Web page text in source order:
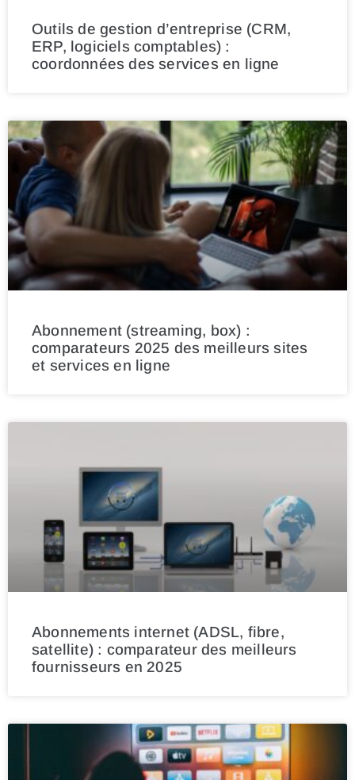
Outils de gestion d’entreprise (CRM,
ERP, logiciels comptables) :
coordonnées des services en ligne
Abonnement (streaming, box) :
comparateurs 2025 des meilleurs sites
et services en ligne
Abonnements internet (ADSL, fibre,
satellite) : comparateur des meilleurs
fournisseurs en 2025